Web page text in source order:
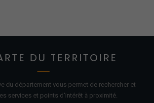
DU TERRITOIRE
du département vous permet de rechercher et
services et points d'intérêt à proximité.